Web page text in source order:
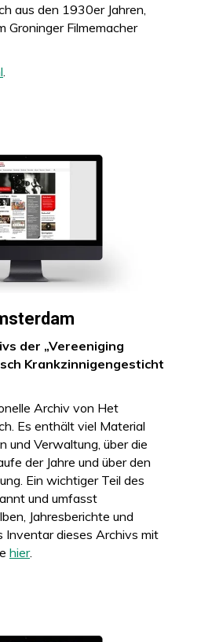
aus den 1930er Jahren,
Groninger Filmemacher
.
der „Vereeniging
Krankzinnigengesticht
Archiv von Het
Es enthält viel Material
und Verwaltung, über die
der Jahre und über den
Ein wichtiger Teil des
und umfasst
Jahresberichte und
Inventar dieses Archivs mit
hier.